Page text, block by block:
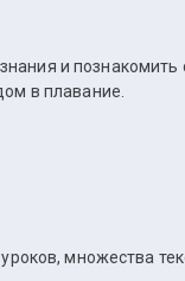
и
в плавание.
множества